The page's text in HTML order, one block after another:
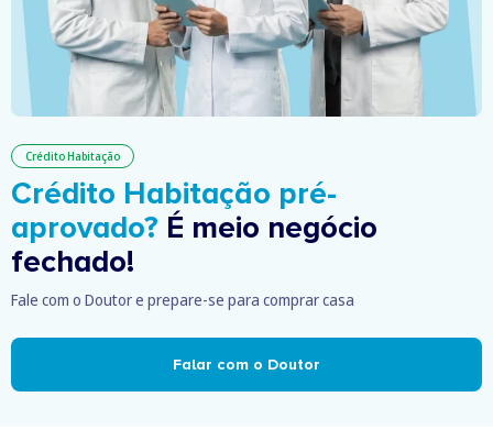
Crédito Habitação
Crédito Habitação pré-
aprovado? É meio negócio
fechado!
Fale com o Doutor e prepare-se para comprar casa
Falar com o Doutor